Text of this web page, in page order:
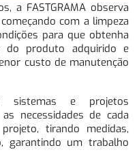
a FASTGRAMA observa
com a limpeza
para que obtenha
do produto adquirido e
custo de manutenção
sistemas e projetos
necessidades de cada
tirando medidas,
garantindo um trabalho